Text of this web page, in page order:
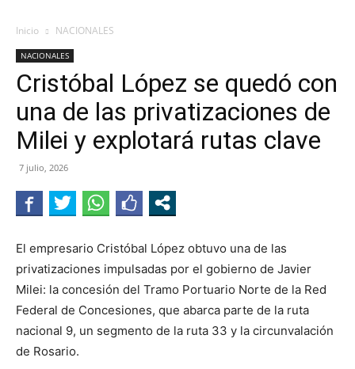
Inicio NACIONALES
NACIONALES
Cristóbal López se quedó con
una de las privatizaciones de
Milei y explotará rutas clave
7 julio, 2026
El empresario Cristóbal López obtuvo una de las
privatizaciones impulsadas por el gobierno de Javier
Milei: la concesión del Tramo Portuario Norte de la Red
Federal de Concesiones, que abarca parte de la ruta
nacional 9, un segmento de la ruta 33 y la circunvalación
de Rosario.